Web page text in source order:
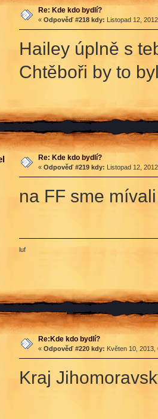
Re: Kde kdo bydlí?
« Odpověď #218 kdy: Listopad 12,
Hailey úplně s
Chtěboři by to
Re: Kde kdo bydlí?
« Odpověď #219 kdy: Listopad 12,
na FF sme
luf
Re:Kde kdo bydlí?
« Odpověď #220 kdy: Květen 10,
Kraj